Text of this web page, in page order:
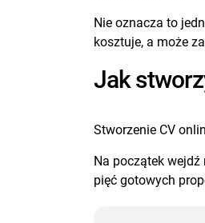
Nie oznacza to
kosztuje, a może
Jak
Stworzenie CV
Na początek
pięć gotowych